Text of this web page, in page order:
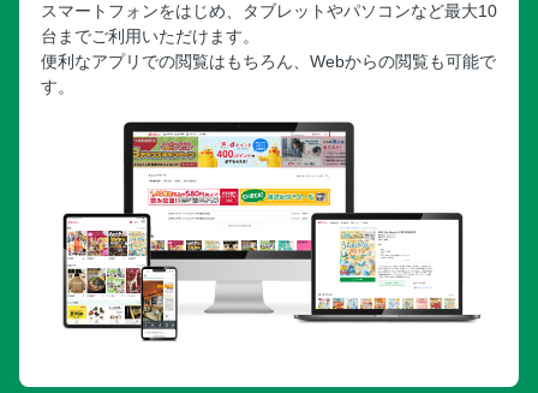
スマートフォンをはじめ、タブレットやパソコンなど最大10
台までご利用いただけます。
便利なアプリでの閲覧はもちろん、Webからの閲覧も可能で
す。